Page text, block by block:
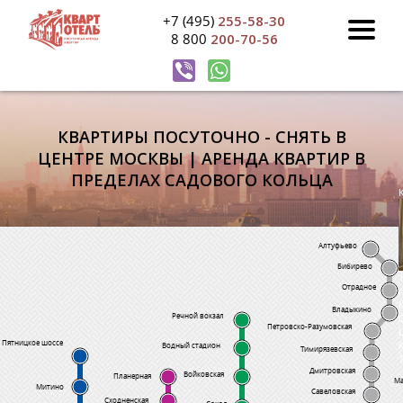
+7 (495) 255-58-30
8 800 200-70-56
КВАРТИРЫ ПОСУТОЧНО - СНЯТЬ В
ЦЕНТРЕ МОСКВЫ | АРЕНДА КВАРТИР В
ПРЕДЕЛАХ САДОВОГО КОЛЬЦА
Планерная
Сходненская
Речной вокзал
Водный стадион
Войковская
Митино Савеловская
Дмитровская
Тимирязевская
Петровско-Разумовская
Владыкино
Отрадное
Бибирево
Алтуфьево
Пятницкое шоссе